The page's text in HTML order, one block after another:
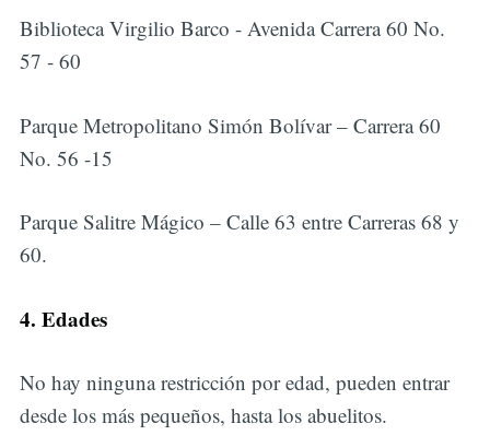
Biblioteca Virgilio Barco - Avenida Carrera 60 No.
57 - 60
Parque Metropolitano Simón Bolívar – Carrera 60
No. 56 -15
Parque Salitre Mágico – Calle 63 entre Carreras 68 y
60.
4. Edades
No hay ninguna restricción por edad, pueden entrar
desde los más pequeños, hasta los abuelitos.